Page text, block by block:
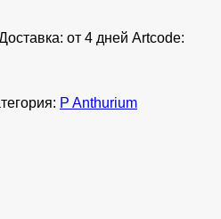
от 4 дней Artcode:
P Anthurium